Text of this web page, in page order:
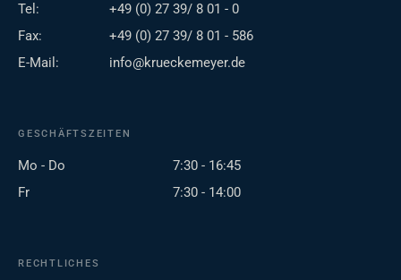
Tel:
+49 (0) 27 39/ 8 01 - 0
Fax:
+49 (0) 27 39/ 8 01 - 586
E-Mail:
info@krueckemeyer.de
GESCHÄFTSZEITEN
Mo - Do
7:30 - 16:45
Fr
7:30 - 14:00
RECHTLICHES